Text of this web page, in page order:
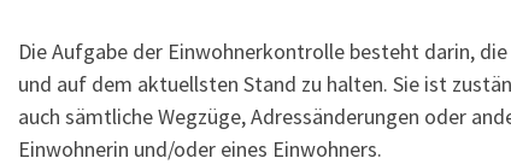
Die Aufgabe der Einwohnerkontrolle besteht darin,
und auf dem aktuellsten Stand zu halten. Sie ist
auch sämtliche Wegzüge, Adressänderungen oder
Einwohnerin und/oder eines Einwohners.